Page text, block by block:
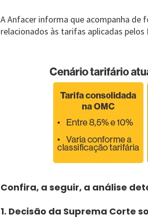
A Anfacer informa que acompanha
relacionados às tarifas aplicadas
Confira, a seguir, a análise
1. Decisão da Suprema Corte